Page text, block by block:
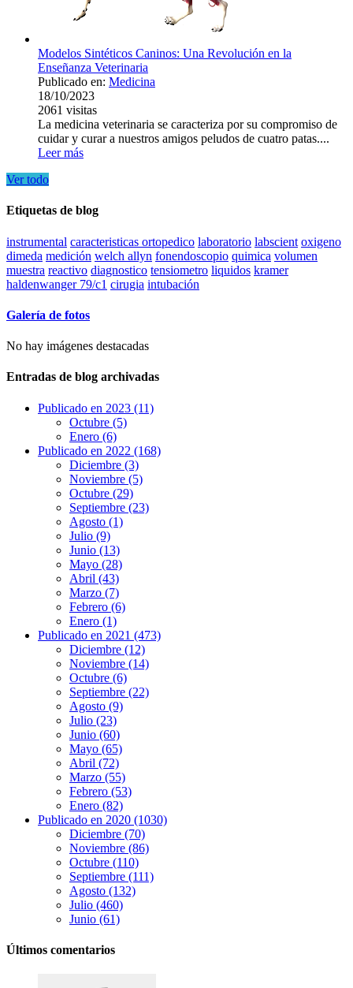
Modelos Sintéticos Caninos: Una Revolución en la
Enseñanza Veterinaria
Publicado en: Medicina
18/10/2023
2061 visitas
La medicina veterinaria se caracteriza por su compromiso de
cuidar y curar a nuestros amigos peludos de cuatro patas....
Leer más
Ver todo
Etiquetas de blog
instrumental caracteristicas ortopedico laboratorio labscient oxigeno
dimeda medición welch allyn fonendoscopio quimica volumen
muestra reactivo diagnostico tensiometro liquidos kramer
haldenwanger 79/c1 cirugia intubación
Galería de fotos
No hay imágenes destacadas
Entradas de blog archivadas
Publicado en 2023 (11)
Octubre (5)
Enero (6)
Publicado en 2022 (168)
Diciembre (3)
Noviembre (5)
Octubre (29)
Septiembre (23)
Agosto (1)
Julio (9)
Junio (13)
Mayo (28)
Abril (43)
Marzo (7)
Febrero (6)
Enero (1)
Publicado en 2021 (473)
Diciembre (12)
Noviembre (14)
Octubre (6)
Septiembre (22)
Agosto (9)
Julio (23)
Junio (60)
Mayo (65)
Abril (72)
Marzo (55)
Febrero (53)
Enero (82)
Publicado en 2020 (1030)
Diciembre (70)
Noviembre (86)
Octubre (110)
Septiembre (111)
Agosto (132)
Julio (460)
Junio (61)
Últimos comentarios